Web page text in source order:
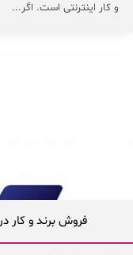
و کار اینترنتی است. اگر...
فروش برند و کار در منزل با 18 ایده